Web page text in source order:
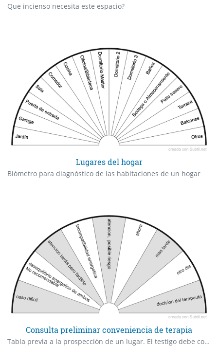
Que incienso necesita este espacio?
Lugares del hogar
Biómetro para diagnóstico de las habitaciones de un hogar
Consulta preliminar conveniencia de terapia
Tabla previa a la prospección de un lugar. El testigo debe colocarse en el centro.